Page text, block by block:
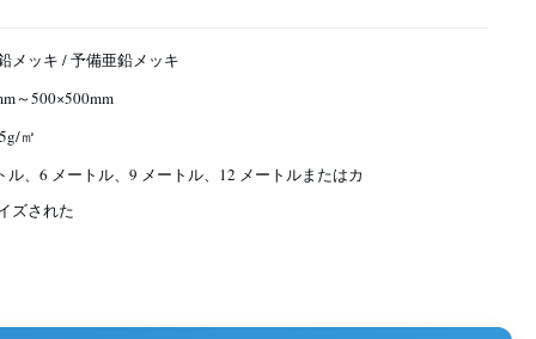
メッキ / 予備亜鉛メッキ
～500×500mm
㎡
ル、6 メートル、9 メートル、12 メートルまたはカ
ズされた